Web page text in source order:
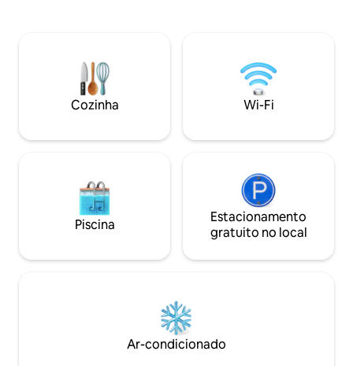
um bairro amigável, você terá fácil
acesso a todas as comodidades e
atrações locais que você precisa para
uma estadia confortável.
são amigáveis,
árabe, francês,
Cozinha Wi-Fi
Piscina
Estacionamento
gratuito no local
Ar-condicionado